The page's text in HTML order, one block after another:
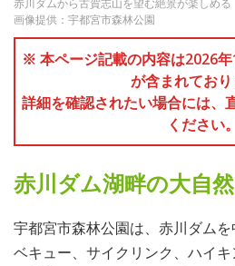
赤川ダムから古賀志山を望む絶景が楽しめる
画像提供：宇都宮市森林公園
※ 本ページ記載の内容は2026
が含まれており
詳細を確認されたい場合には、
ください。
赤川ダム湖畔の大自
宇都宮市森林公園は、赤川ダム
ベキュー、サイクリンク、ハイ